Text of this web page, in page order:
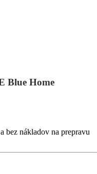
Blue Home
nákladov na prepravu